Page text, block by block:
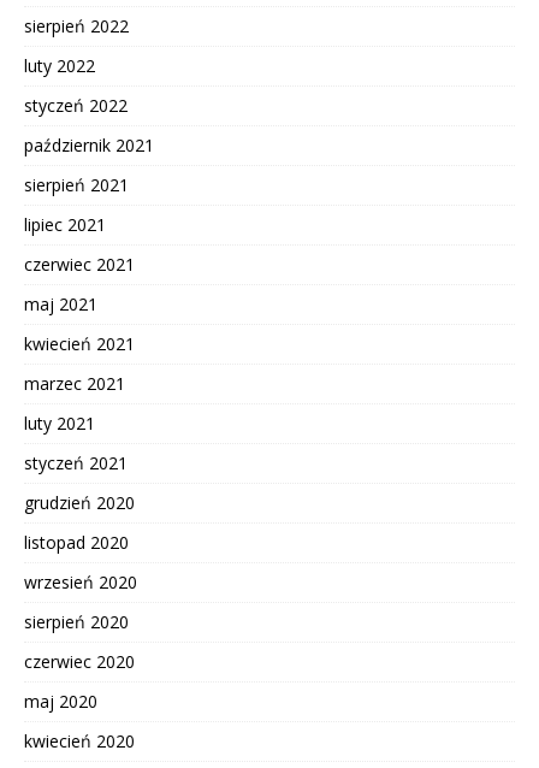
sierpień 2022
luty 2022
styczeń 2022
październik 2021
sierpień 2021
lipiec 2021
czerwiec 2021
maj 2021
kwiecień 2021
marzec 2021
luty 2021
styczeń 2021
grudzień 2020
listopad 2020
wrzesień 2020
sierpień 2020
czerwiec 2020
maj 2020
kwiecień 2020